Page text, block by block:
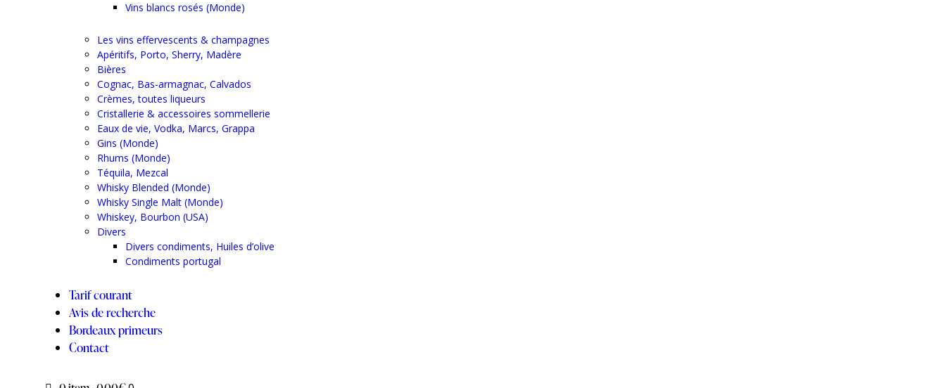
Vins blancs rosés (Monde)
Les vins effervescents & champagnes
Apéritifs, Porto, Sherry, Madère
Bières
Cognac, Bas-armagnac, Calvados
Crèmes, toutes liqueurs
Cristallerie & accessoires sommellerie
Eaux de vie, Vodka, Marcs, Grappa
Gins (Monde)
Rhums (Monde)
Téquila, Mezcal
Whisky Blended (Monde)
Whisky Single Malt (Monde)
Whiskey, Bourbon (USA)
Divers
Divers condiments, Huiles d’olive
Condiments portugal
Tarif courant
Avis de recherche
Bordeaux primeurs
Contact